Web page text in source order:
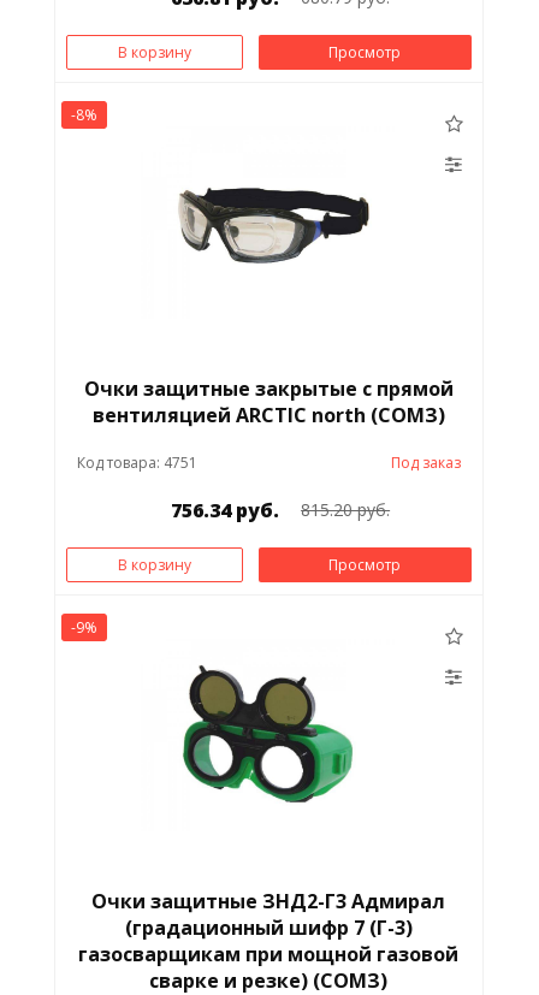
В корзину Просмотр
-8%
Очки защитные закрытые с прямой
вентиляцией ARCTIC north (СОМЗ)
Код товара: 4751 Под заказ
756.34 руб. 815.20 руб.
В корзину Просмотр
-9%
Очки защитные ЗНД2-Г3 Адмирал
(градационный шифр 7 (Г-3)
газосварщикам при мощной газовой
сварке и резке) (СОМЗ)